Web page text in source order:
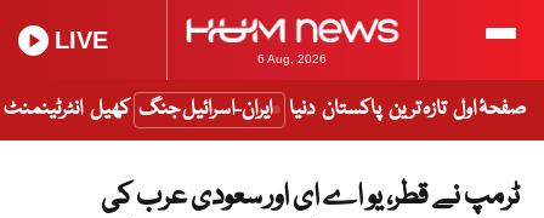
6 Aug, 2026
LIVE
صفحۂ اول تازہ ترین پاکستان دنیا ایران-اسرائیل جنگ کھیل انٹرٹینمنٹ
ٹرمپ نے قطر، یو اے ای اور سعودی عرب کی